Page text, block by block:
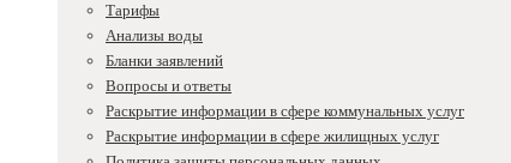
Тарифы
Анализы воды
Бланки заявлений
Вопросы и ответы
Раскрытие информации в сфере коммунальных услуг
Раскрытие информации в сфере жилищных услуг